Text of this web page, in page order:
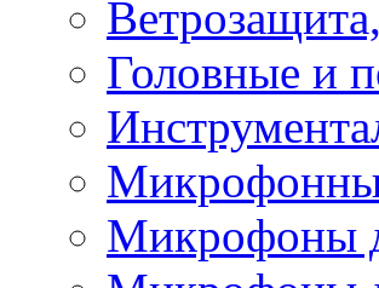
Головные и
Микрофоны